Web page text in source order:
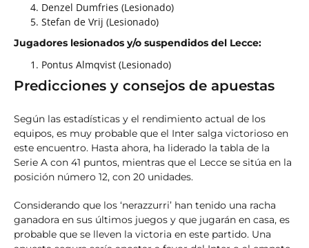
Denzel Dumfries (Lesionado)
Stefan de Vrij (Lesionado)
Jugadores lesionados y/o suspendidos del Lecce:
Pontus Almqvist (Lesionado)
Predicciones y consejos de apuestas
Según las estadísticas y el rendimiento actual de los
equipos, es muy probable que el Inter salga victorioso en
este encuentro. Hasta ahora, ha liderado la tabla de la
Serie A con 41 puntos, mientras que el Lecce se sitúa en la
posición número 12, con 20 unidades.
Considerando que los ‘nerazzurri’ han tenido una racha
ganadora en sus últimos juegos y que jugarán en casa, es
probable que se lleven la victoria en este partido. Una